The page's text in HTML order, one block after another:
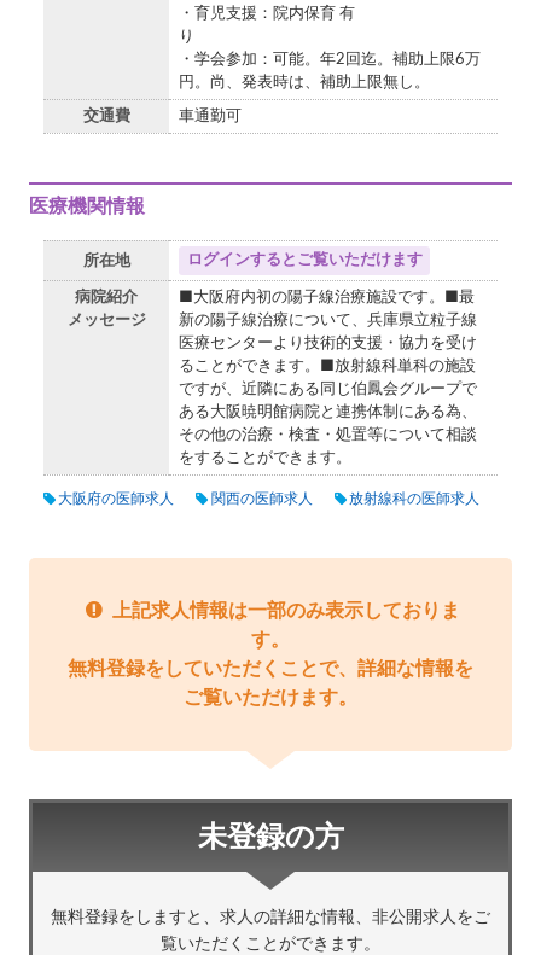
・育児支援：院内保育 有
り
・学会参加：可能。年2回迄。補助上限6万
円。尚、発表時は、補助上限無し。
交通費 車通勤可
医療機関情報
所在地 ログインするとご覧いただけます
病院紹介
メッセージ
■大阪府内初の陽子線治療施設です。■最
新の陽子線治療について、兵庫県立粒子線
医療センターより技術的支援・協力を受け
ることができます。■放射線科単科の施設
ですが、近隣にある同じ伯鳳会グループで
ある大阪暁明館病院と連携体制にある為、
その他の治療・検査・処置等について相談
をすることができます。
大阪府の医師求人 関西の医師求人 放射線科の医師求人
上記求人情報は一部のみ表示しておりま
す。
無料登録をしていただくことで、詳細な情報を
ご覧いただけます。
未登録の方
無料登録をしますと、求人の詳細な情報、非公開求人をご
覧いただくことができます。